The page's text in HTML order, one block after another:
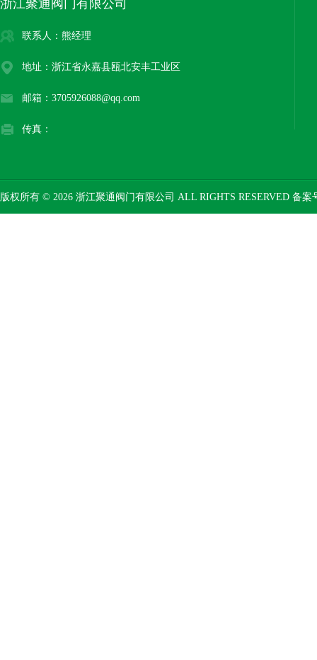
浙江聚通阀门有限公司
联系人：熊经理
地址：浙江省永嘉县瓯北安丰工业区
邮箱：3705926088@qq.com
传真：
版权所有 © 2026 浙江聚通阀门有限公司 ALL RIGHTS RESERVED 备案